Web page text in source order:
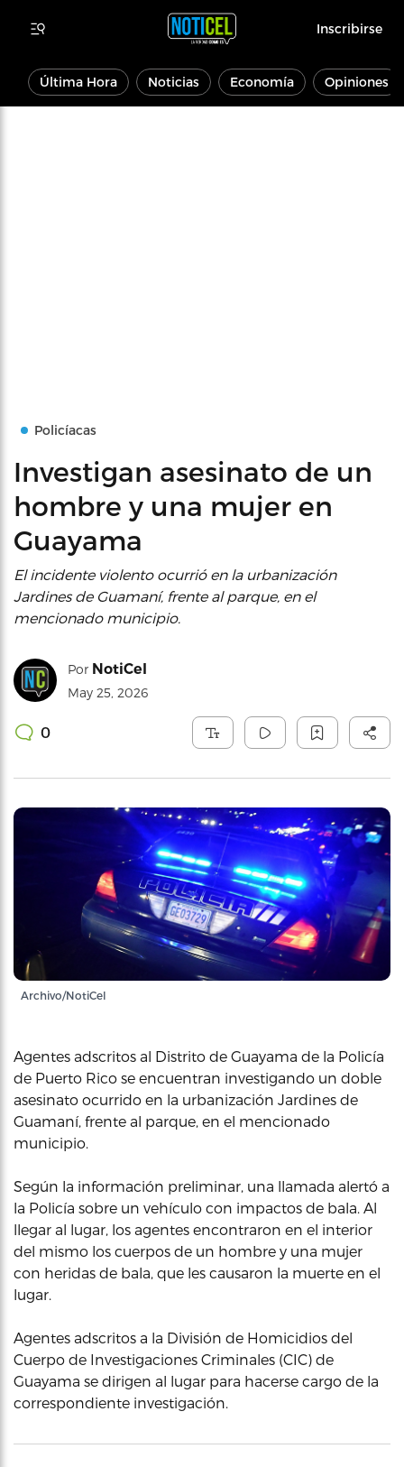
Inscribirse
Última Hora Noticias Economía Opiniones
Policíacas
Investigan asesinato de un
hombre y una mujer en
Guayama
El incidente violento ocurrió en la urbanización
Jardines de Guamaní, frente al parque, en el
mencionado municipio.
Por NotiCel
May 25, 2026
0
Archivo/NotiCel
Agentes adscritos al Distrito de Guayama de la Policía
de Puerto Rico se encuentran investigando un doble
asesinato ocurrido en la urbanización Jardines de
Guamaní, frente al parque, en el mencionado
municipio.
Según la información preliminar, una llamada alertó a
la Policía sobre un vehículo con impactos de bala. Al
llegar al lugar, los agentes encontraron en el interior
del mismo los cuerpos de un hombre y una mujer
con heridas de bala, que les causaron la muerte en el
lugar.
Agentes adscritos a la División de Homicidios del
Cuerpo de Investigaciones Criminales (CIC) de
Guayama se dirigen al lugar para hacerse cargo de la
correspondiente investigación.